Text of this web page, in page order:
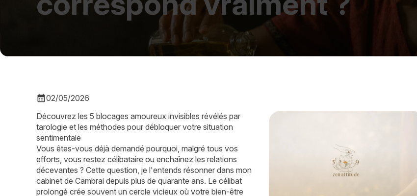
calendar_month02/05/2026
Découvrez les 5 blocages amoureux invisibles révélés par
tarologie et les méthodes pour débloquer votre situation
sentimentale
Vous êtes-vous déjà demandé pourquoi, malgré tous vos
efforts, vous restez célibataire ou enchaînez les relations
décevantes ? Cette question, je l'entends résonner dans mon
cabinet de Cambrai depuis plus de quarante ans. Le célibat
prolongé crée souvent un cercle vicieux où votre bien-être